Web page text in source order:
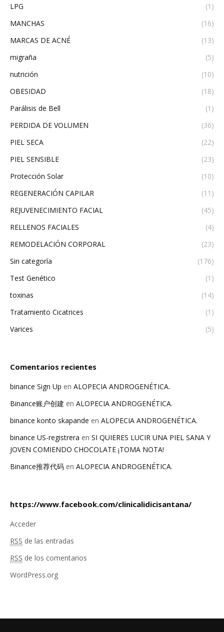
LPG
(1)
MANCHAS
(16)
MARCAS DE ACNÉ
(13)
migraña
(5)
nutrición
(10)
OBESIDAD
(18)
Parálisis de Bell
(1)
PERDIDA DE VOLUMEN
(36)
PIEL SECA
(22)
PIEL SENSIBLE
(23)
Protección Solar
(10)
REGENERACIÓN CAPILAR
(11)
REJUVENECIMIENTO FACIAL
(45)
RELLENOS FACIALES
(4)
REMODELACIÓN CORPORAL
(23)
Sin categoría
(176)
Test Genético
(1)
toxinas
(14)
Tratamiento Cicatrices
(1)
Varices
(5)
Comentarios recientes
binance Sign Up en ALOPECIA ANDROGENÉTICA.
Binance账户创建 en ALOPECIA ANDROGENÉTICA.
binance konto skapande en ALOPECIA ANDROGENÉTICA.
binance US-registrera en SI QUIERES LUCIR UNA PIEL SANA Y
JOVEN COMIENDO CHOCOLATE ¡TOMA NOTA!
Binance推荐代码 en ALOPECIA ANDROGENÉTICA.
https://www.facebook.com/clinicalidicisantana/
Acceder
RSS de las entradas
RSS de los comentarios
WordPress.org